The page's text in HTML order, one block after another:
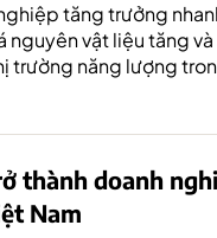
tăng trưởng
nguyên vật liệu tăng và
trường năng lượng
thành doanh
Nam